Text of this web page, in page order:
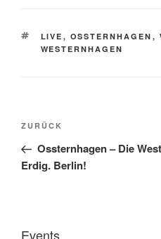
SCHLAGWÖRTER
LIVE , OSSTERNHAGEN ,
WESTERNHAGEN
Beitragsnavigation
Vorheriger
Beitrag
ZURÜCK
Ossternhagen – Die
Erdig. Berlin!
Events